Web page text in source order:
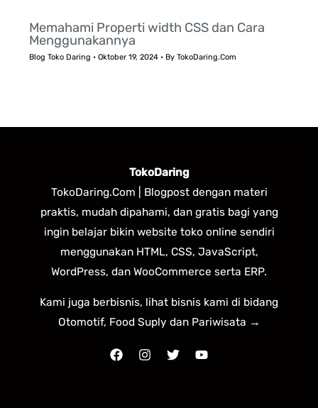
Memahami Properti width CSS dan Cara
Menggunakannya
Blog Toko Daring •Oktober 19, 2024 • ByTokoDaring.Com
TokoDaring
TokoDaring.Com | Blogpost dengan materi
praktis, mudah dipahami, dan gratis bagi yang
ingin belajar bikin website toko online sendiri
menggunakan HTML, CSS, JavaScript,
WordPress, dan WooCommerce serta ERP.
Kami juga berbisnis, lihat bisnis kami di bidang
Otomotif, Food Suply dan Pariwisata →